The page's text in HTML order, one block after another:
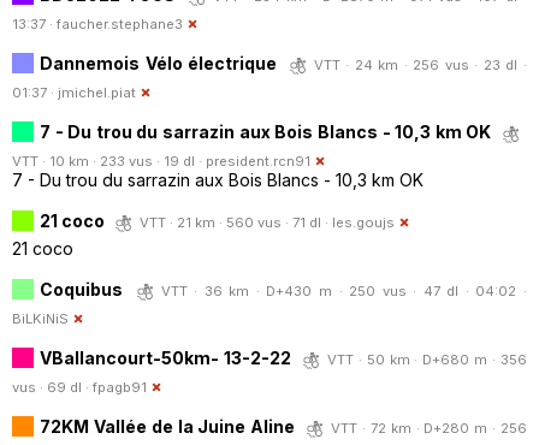
13:37 · faucher.stephane3
Dannemois Vélo électrique
VTT · 24 km · 256 vus · 23 dl ·
01:37 · jmichel.piat
7 - Du trou du sarrazin aux Bois Blancs - 10,3 km OK
VTT · 10 km · 233 vus · 19 dl · president.rcn91
7 - Du trou du sarrazin aux Bois Blancs - 10,3 km OK
21 coco
VTT · 21 km · 560 vus · 71 dl · les.goujs
21 coco
Coquibus
VTT · 36 km · D+430 m · 250 vus · 47 dl · 04:02 ·
BiLKiNiS
VBallancourt-50km- 13-2-22
VTT · 50 km · D+680 m · 356
vus · 69 dl · fpagb91
72KM Vallée de la Juine Aline
VTT · 72 km · D+280 m · 256